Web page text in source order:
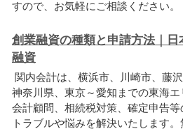
すので、お気軽にご相談ください。
創業融資の種類と申請方法｜
融資
関内会計は、横浜市、川崎市、藤
神奈川県、東京～愛知までの東海エ
会計顧問、相続税対策、確定申告
トラブルや悩みを解決いたします